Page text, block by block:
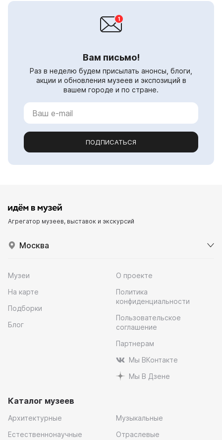
Вам письмо!
Раз в неделю будем присылать анонсы, блоги,
акции и обновления музеев и экспозиций в
вашем городе и по стране.
ПОДПИСАТЬСЯ
Агрегатор музеев, выставок и экскурсий
Москва
Музеи
На карте
Подборки
Блог
О проекте
Политика
конфиденциальности
Пользовательское
соглашение
Партнерам
Мы ВКонтакте
Мы В Дзене
Каталог музеев
Архитектурные
Естественнонаучные
Музыкальные
Отраслевые